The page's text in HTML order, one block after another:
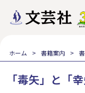
ホーム 書籍案内
「毒矢」と「幸